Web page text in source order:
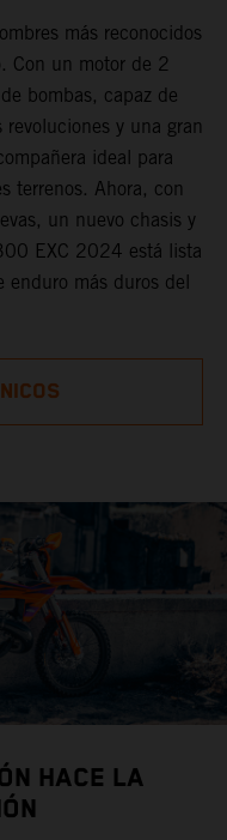
más reconocidos
Con un motor de 2
bombas, capaz de
y una gran
ideal para
terrenos. Ahora, con
un nuevo chasis y
EXC 2024 está lista
enduro más duros del
HACE LA